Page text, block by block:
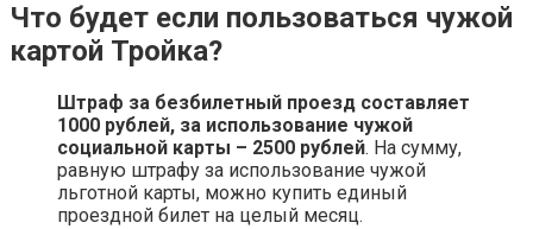
Что будет если пользоваться чужой
картой Тройка?
Штраф за безбилетный проезд составляет
1000 рублей, за использование чужой
социальной карты – 2500 рублей. На сумму,
равную штрафу за использование чужой
льготной карты, можно купить единый
проездной билет на целый месяц.